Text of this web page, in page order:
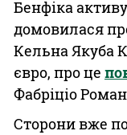
Бенфіка
домовилася
Кельна Якуба
євро, про це
Фабріціо
Сторони вже